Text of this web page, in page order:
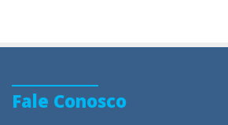
Fale Conosco